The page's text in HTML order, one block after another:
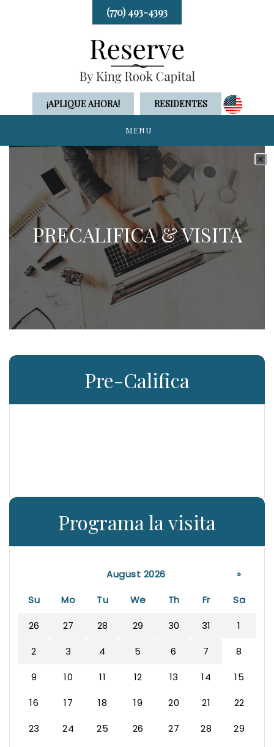
(770) 493-4393
¡APLIQUE AHORA! RESIDENTES
MENU
PRECALIFICA & VISITA
Pre-Califica
Programa la visita
August 2026
»
Su
Mo Tu We Th Fr
Sa
26
27 28 29 30 31
1
2
3 4 5 6 7
8
9
10 11 12 13 14
15
16
17 18 19 20 21
22
23
24 25 26 27 28
29